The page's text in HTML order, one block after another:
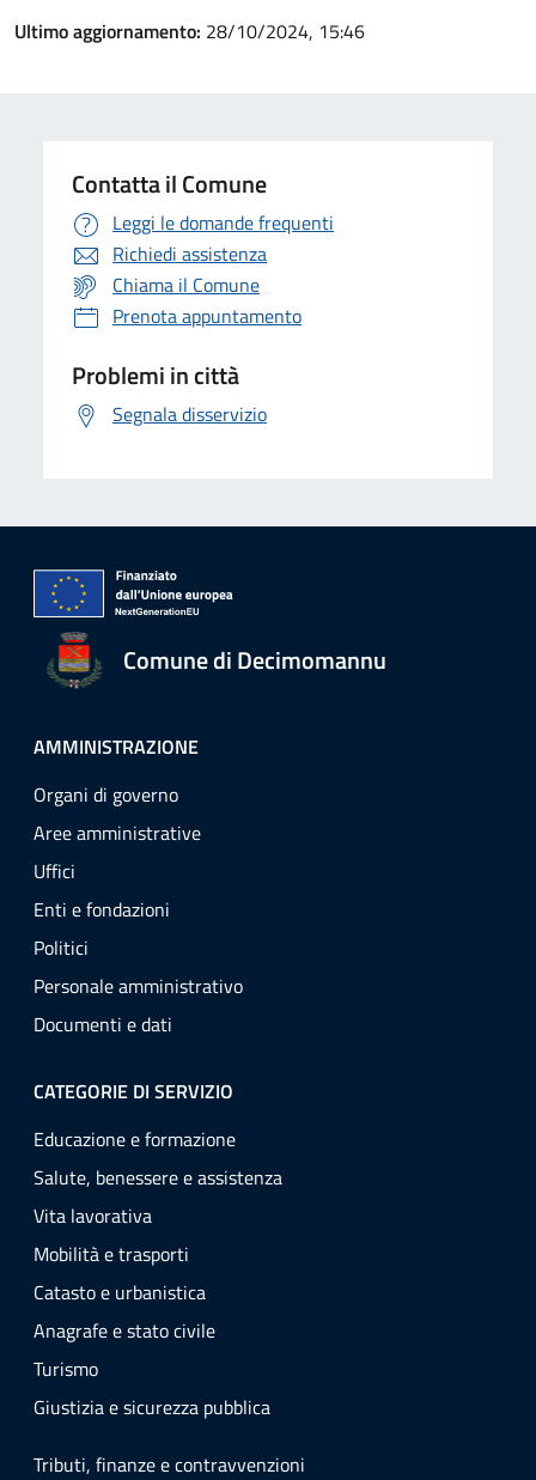
Ultimo aggiornamento: 28/10/2024, 15:46
Contatta il Comune
Leggi le domande frequenti
Richiedi assistenza
Chiama il Comune
Prenota appuntamento
Problemi in città
Segnala disservizio
Comune di Decimomannu
AMMINISTRAZIONE
Organi di governo
Aree amministrative
Uffici
Enti e fondazioni
Politici
Personale amministrativo
Documenti e dati
CATEGORIE DI SERVIZIO
Educazione e formazione
Salute, benessere e assistenza
Vita lavorativa
Mobilità e trasporti
Catasto e urbanistica
Anagrafe e stato civile
Turismo
Giustizia e sicurezza pubblica
Tributi, finanze e contravvenzioni